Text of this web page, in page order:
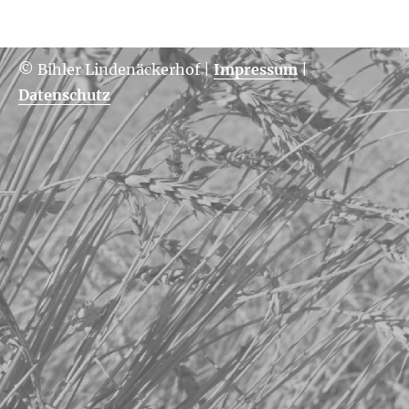
© Bihler Lindenäckerhof|Impressum|
Datenschutz